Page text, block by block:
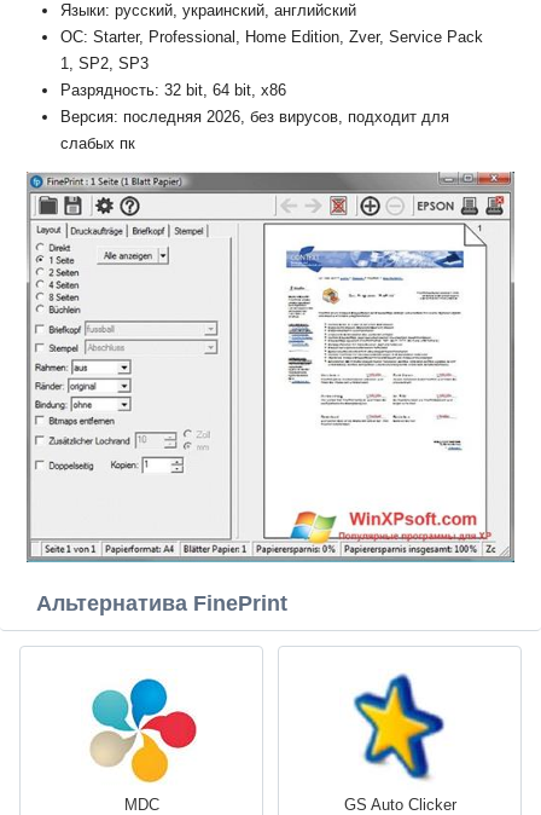
Языки: русский, украинский, английский
ОС: Starter, Professional, Home Edition, Zver, Service Pack
1, SP2, SP3
Разрядность: 32 bit, 64 bit, x86
Версия: последняя 2026, без вирусов, подходит для
слабых пк
Альтернатива FinePrint
MDC GS Auto Clicker